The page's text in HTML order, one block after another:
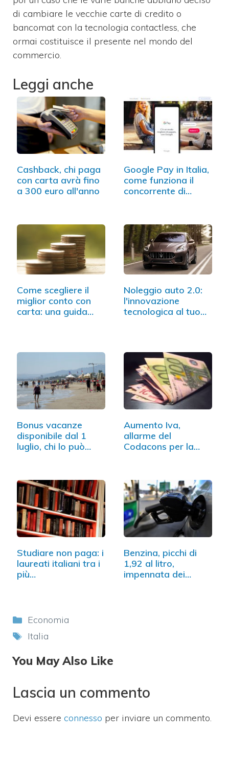
di cambiare le vecchie carte di credito o
bancomat con la tecnologia contactless, che
ormai costituisce il presente nel mondo del
commercio.
Leggi anche
Cashback, chi paga
con carta avrà fino
a 300 euro all'anno
Google Pay in Italia,
come funziona il
concorrente di
Come scegliere il
miglior conto con
carta: una guida…
Noleggio auto 2.0:
l'innovazione
tecnologica al tuo
Bonus vacanze
disponibile dal 1
luglio, chi lo può
Aumento Iva,
allarme del
Codacons per la
Studiare non paga: i
laureati italiani tra i
più…
Benzina, picchi di
1,92 al litro,
impennata dei
Categorie
Economia
Tag
Italia
You May Also Like
Lascia un commento
Devi essere connesso per inviare un commento.